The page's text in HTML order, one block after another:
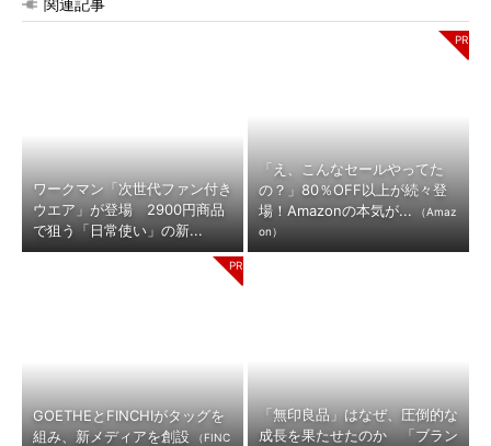
関連記事
ワークマン「次世代ファン付き
ウエア」が登場 2900円商品
で狙う「日常使い」の新...
「え、こんなセールやってた
の？」80％OFF以上が続々登
場！Amazonの本気が...
（Amaz
on）
GOETHEとFINCHIがタッグを
組み、新メディアを創設
（FINC
「無印良品」はなぜ、圧倒的な
成長を果たせたのか 「ブラン